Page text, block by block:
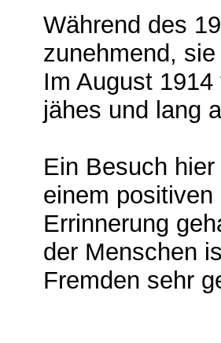
Während des
zunehmend,
Im August
jähes und lang
Ein Besuch
einem
Errinnerung
der Menschen
Fremden sehr